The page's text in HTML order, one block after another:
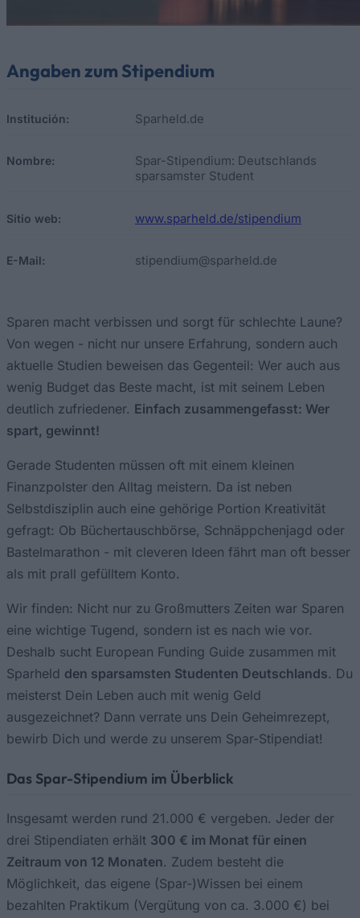
Angaben zum Stipendium
Institución: Sparheld.de
Nombre:
Spar-Stipendium: Deutschlands
sparsamster Student
Sitio web: www.sparheld.de/stipendium
E-Mail: stipendium@sparheld.de
Sparen macht verbissen und sorgt für schlechte Laune?
Von wegen - nicht nur unsere Erfahrung, sondern auch
aktuelle Studien beweisen das Gegenteil: Wer auch aus
wenig Budget das Beste macht, ist mit seinem Leben
deutlich zufriedener. Einfach zusammengefasst: Wer
spart, gewinnt!
Gerade Studenten müssen oft mit einem kleinen
Finanzpolster den Alltag meistern. Da ist neben
Selbstdisziplin auch eine gehörige Portion Kreativität
gefragt: Ob Büchertauschbörse, Schnäppchenjagd oder
Bastelmarathon - mit cleveren Ideen fährt man oft besser
als mit prall gefülltem Konto.
Wir finden: Nicht nur zu Großmutters Zeiten war Sparen
eine wichtige Tugend, sondern ist es nach wie vor.
Deshalb sucht European Funding Guide zusammen mit
Sparheld den sparsamsten Studenten Deutschlands. Du
meisterst Dein Leben auch mit wenig Geld
ausgezeichnet? Dann verrate uns Dein Geheimrezept,
bewirb Dich und werde zu unserem Spar-Stipendiat!
Das Spar-Stipendium im Überblick
Insgesamt werden rund 21.000 € vergeben. Jeder der
drei Stipendiaten erhält 300 € im Monat für einen
Zeitraum von 12 Monaten. Zudem besteht die
Möglichkeit, das eigene (Spar-)Wissen bei einem
bezahlten Praktikum (Vergütung von ca. 3.000 €) bei